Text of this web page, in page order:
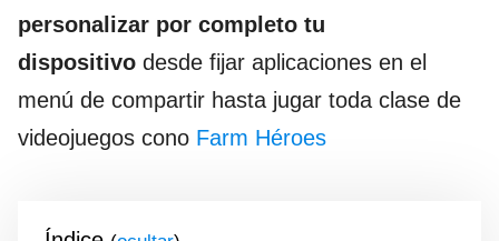
personalizar por completo tu
dispositivo desde fijar aplicaciones en el
menú de compartir hasta jugar toda clase de
videojuegos cono Farm Héroes